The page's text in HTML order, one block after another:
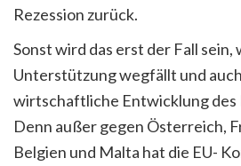
Rezession zurück.
Sonst wird das erst der Fall
Unterstützung wegfällt und
wirtschaftliche Entwicklung des
Denn außer gegen Österreich,
Belgien und Malta hat die EU-